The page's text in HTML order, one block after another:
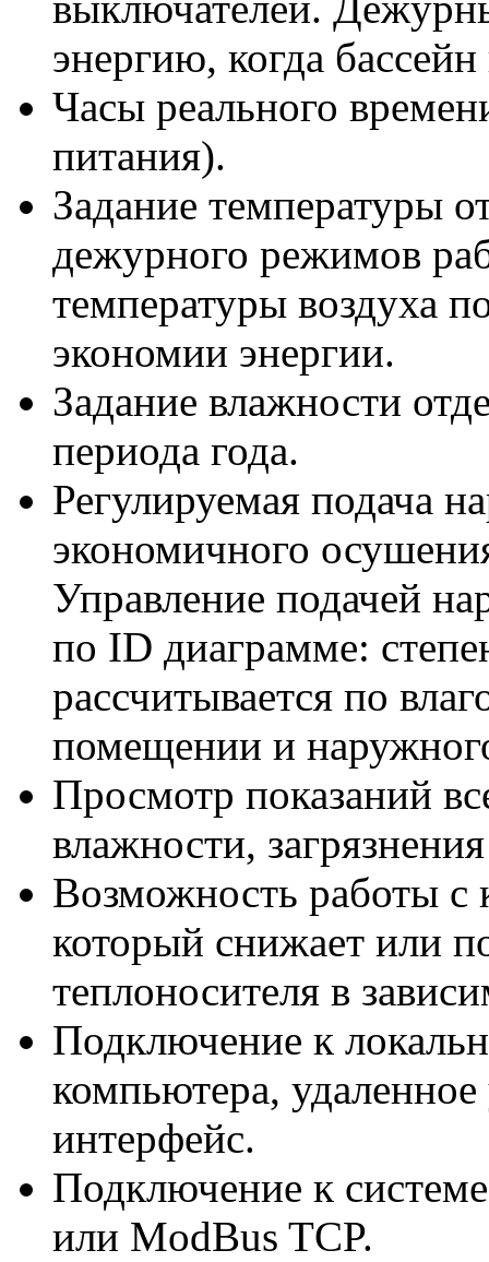
энергию, когда бассейн
Часы реального
питания).
Задание температуры
дежурного режимов
температуры воздуха
экономии энергии.
Задание влажности
периода года.
Регулируемая подача
экономичного
Управление подачей
по ID диаграмме:
рассчитывается по
помещении и
Просмотр показаний
влажности,
Возможность работы с
который снижает или
теплоносителя в
Подключение к
компьютера, удаленное
интерфейс.
Подключение к
или ModBus TCP.